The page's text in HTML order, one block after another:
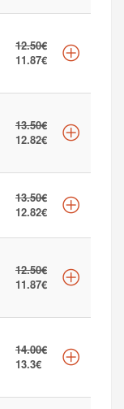
12.50€
11.87€
13.50€
12.82€
13.50€
12.82€
12.50€
11.87€
14.00€
13.3€